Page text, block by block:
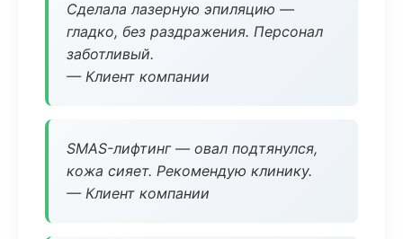
Сделала лазерную эпиляцию —
гладко, без раздражения. Персонал
заботливый.
— Клиент компании
SMAS-лифтинг — овал подтянулся,
кожа сияет. Рекомендую клинику.
— Клиент компании